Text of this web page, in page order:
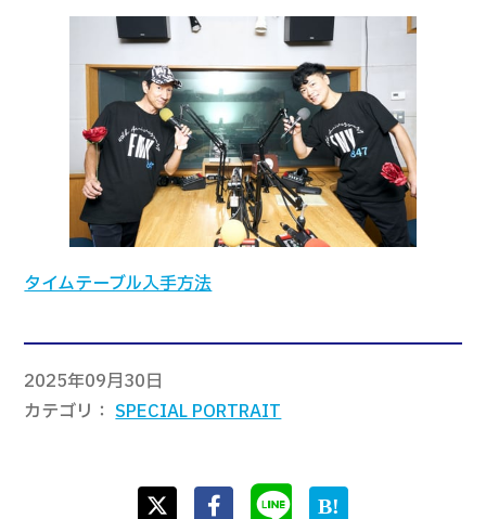
タイムテーブル入手方法
2025年09月30日
カテゴリ
SPECIAL PORTRAIT